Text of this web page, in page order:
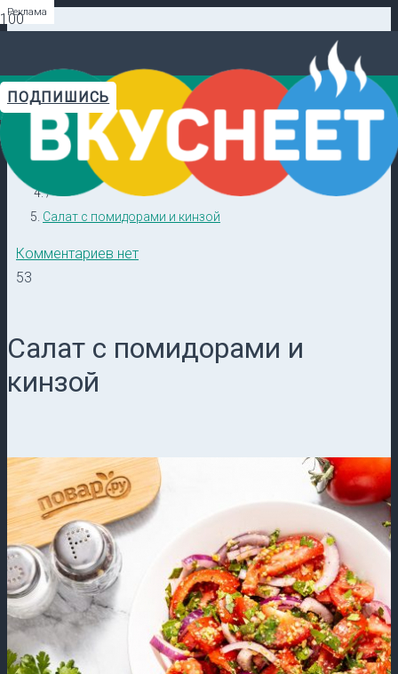
ПОДПИШИСЬ
Видеорецепты в ТГ →
Главная
/
Кулинарные секреты
/
Салат с помидорами и кинзой
Комментариев нет
53
Салат с помидорами и
кинзой
Реклама
Реклама
Реклама
Реклама
Реклама
Реклама